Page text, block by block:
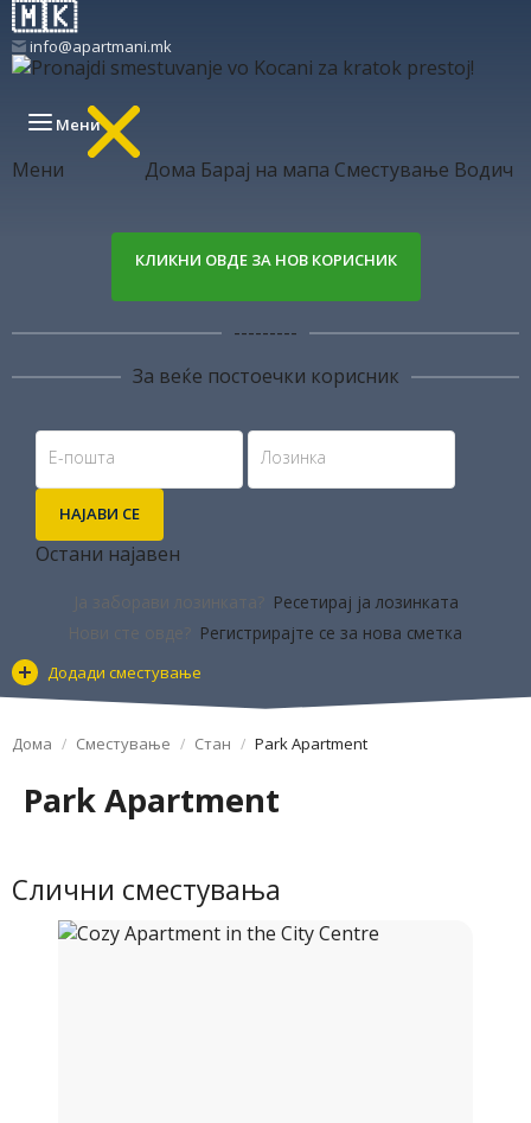
info@apartmani.mk
Мени
Мени Дома Барај на мапа Сместување Водич
КЛИКНИ ОВДЕ ЗА НОВ КОРИСНИК
---------
За веќе постоечки корисник
Остани најавен
Ја заборави лозинката?
Ресетирај ја лозинката
Нови сте овде?
Регистрирајте се за нова сметка
Додади сместување
Дома Сместување Стан Park Apartment
Park Apartment
Слични сместувања